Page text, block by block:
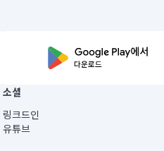
소셜
링크드인
유튜브